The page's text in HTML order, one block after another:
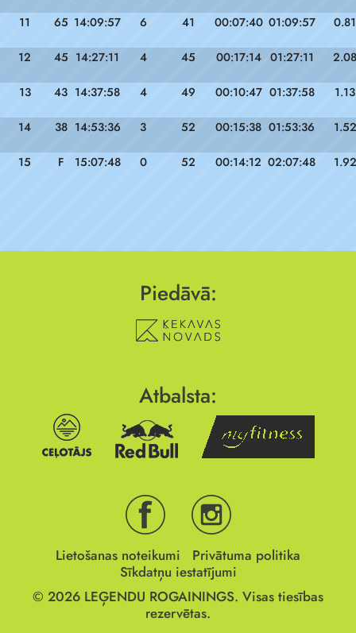
11 65 14:09:57 6 41 00:07:40 01:09:57 0.81
12 45 14:27:11 4 45 00:17:14 01:27:11 2.08
13 43 14:37:58 4 49 00:10:47 01:37:58 1.13
14 38 14:53:36 3 52 00:15:38 01:53:36 1.52
15 F 15:07:48 0 52 00:14:12 02:07:48 1.92
Piedāvā:
Atbalsta:
Lietošanas noteikumi
Privātuma politika
Sīkdatņu iestatījumi
© 2026 LEĢENDU ROGAININGS. Visas tiesības
rezervētas.